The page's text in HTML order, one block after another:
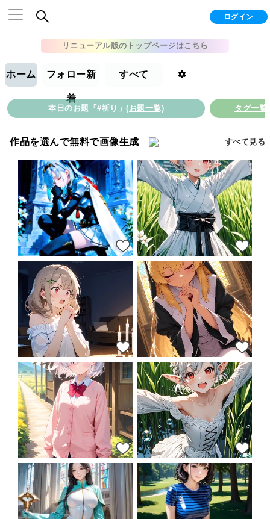
ログイン
リニューアル版のトップページはこちら
ホーム フォロー新
着
すべて
本日のお題「#祈り」 (お題一覧) タグ一覧
作品を選んで無料で画像生成 すべて見る
24 21
20 17
38 29